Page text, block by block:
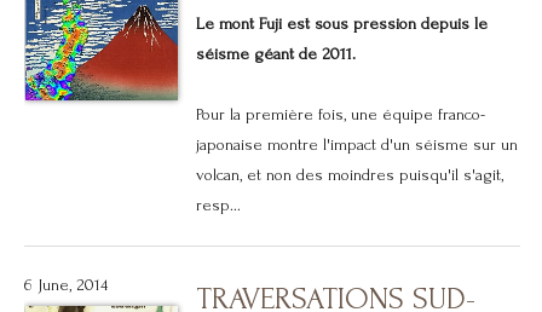
Le mont Fuji est sous pression depuis le
séisme géant de 2011.
Pour la première fois, une équipe franco-
japonaise montre l'impact d'un séisme sur un
volcan, et non des moindres puisqu'il s'agit,
resp...
6 June, 2014
TRAVERSATIONS SUD-